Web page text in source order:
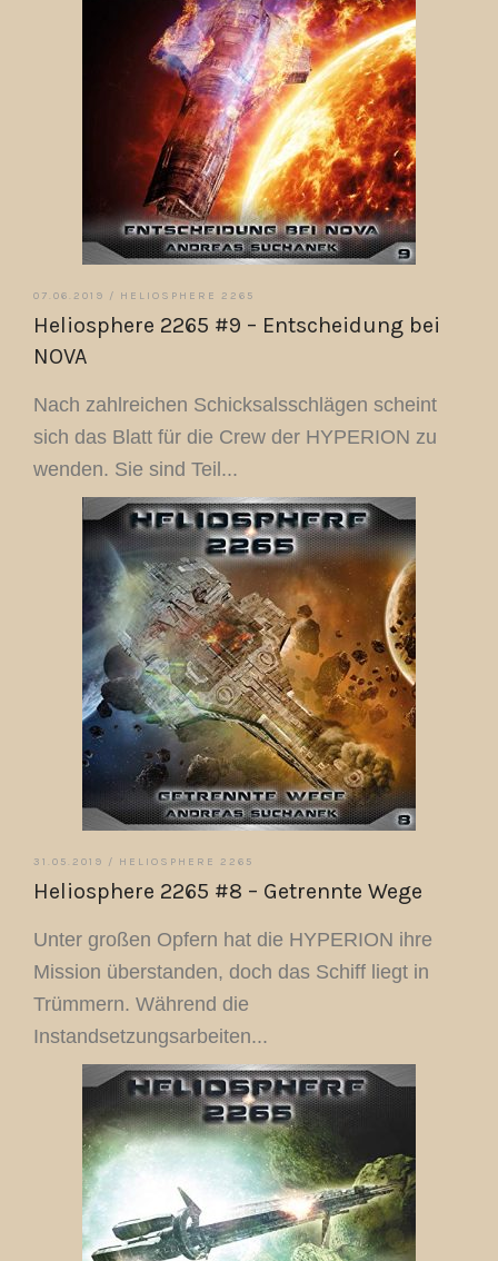
07.06.2019 / HELIOSPHERE 2265
Heliosphere 2265 #9 – Entscheidung bei
NOVA
Nach zahlreichen Schicksalsschlägen scheint
sich das Blatt für die Crew der HYPERION zu
wenden. Sie sind Teil...
31.05.2019 / HELIOSPHERE 2265
Heliosphere 2265 #8 – Getrennte Wege
Unter großen Opfern hat die HYPERION ihre
Mission überstanden, doch das Schiff liegt in
Trümmern. Während die
Instandsetzungsarbeiten...